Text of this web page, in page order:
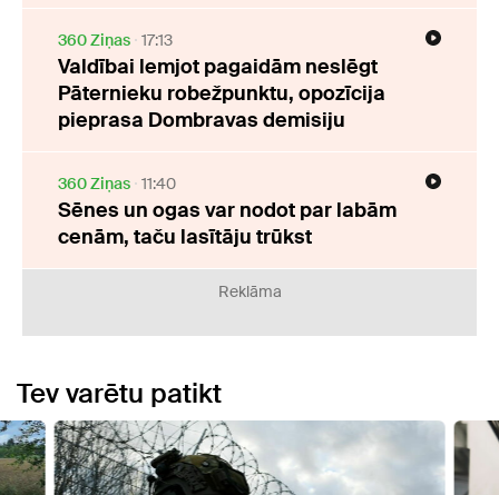
360 Ziņas 17:13
Valdībai lemjot pagaidām neslēgt
Pāternieku robežpunktu, opozīcija
pieprasa Dombravas demisiju
360 Ziņas 11:40
Sēnes un ogas var nodot par labām
cenām, taču lasītāju trūkst
Reklāma
Tev varētu patikt